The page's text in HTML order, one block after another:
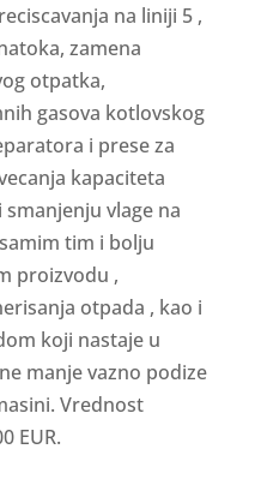
na liniji 5 ,
zamena
otpatka,
gasova kotlovskog
i prese za
kapaciteta
vlage na
tim i bolju
proizvodu ,
otpada , kao i
koji nastaje u
manje vazno podize
Vrednost
EUR.